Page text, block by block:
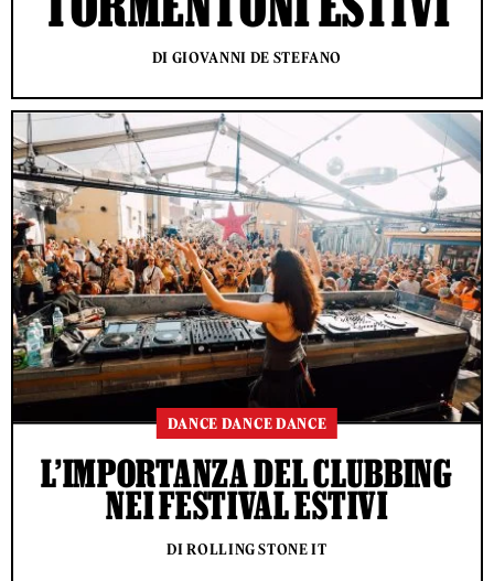
DI GIOVANNI DE STEFANO
DANCE DANCE DANCE
L’IMPORTANZA DEL CLUBBING
NEI FESTIVAL ESTIVI
DI ROLLING STONE IT